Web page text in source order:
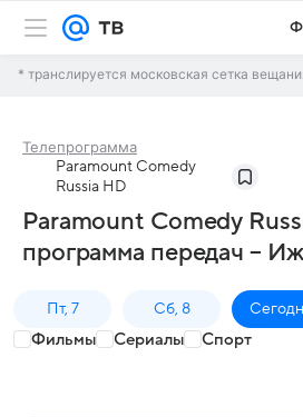
* транслируется московская сетка
Телепрограмма
Paramount Comedy
Russia HD
Paramount Comedy
программа передач –
Пт, 7 Сб, 8
Фильмы Сериалы Спорт